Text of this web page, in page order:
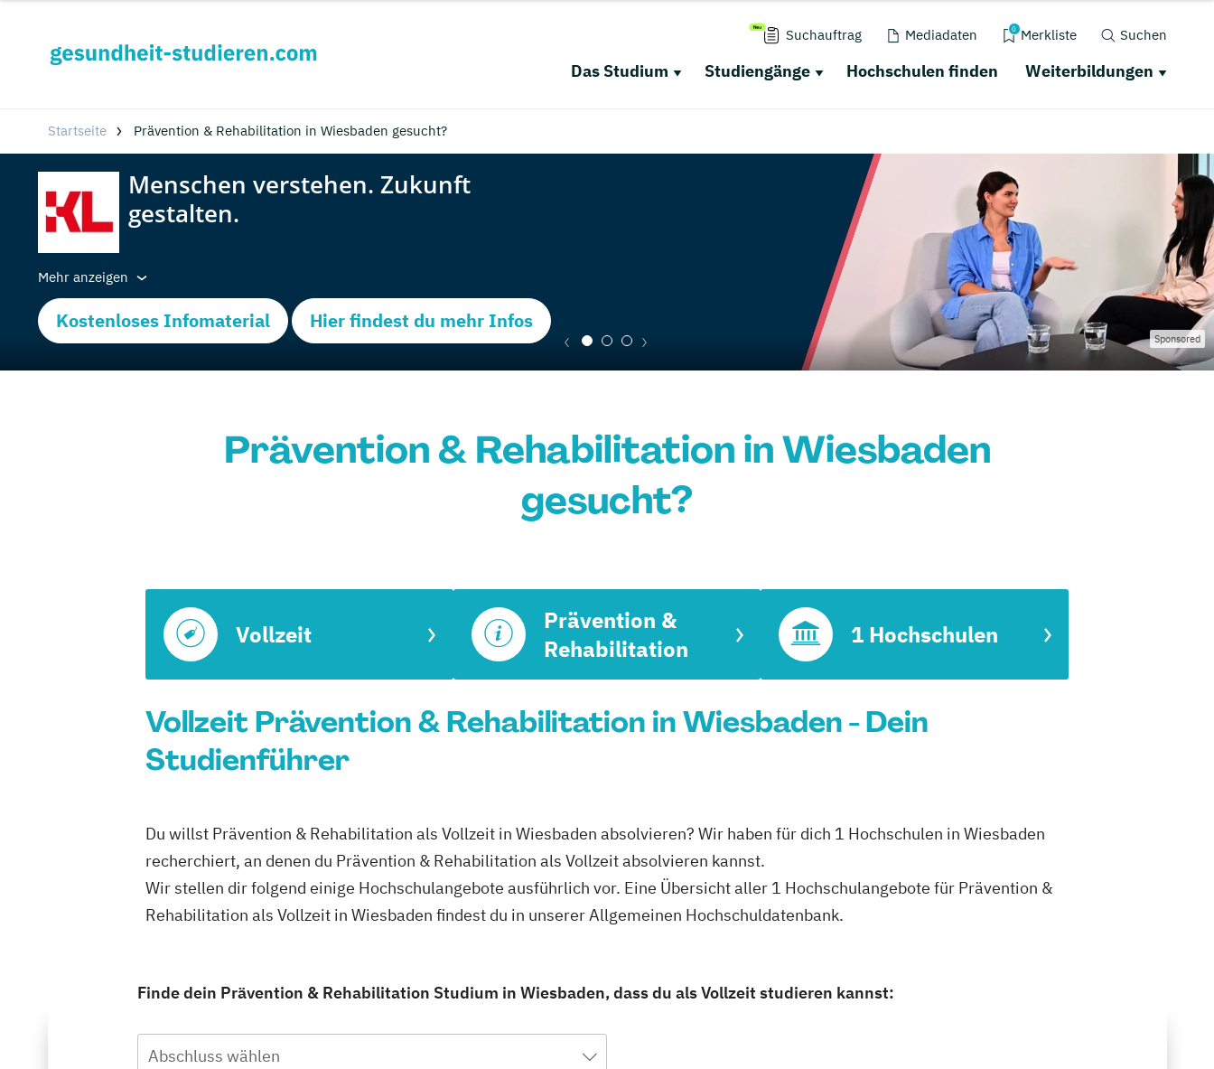
Suchauftrag Mediadaten 0 Merkliste Suchen
Das Studium Studiengänge Hochschulen finden Weiterbildungen
Startseite Prävention & Rehabilitation in Wiesbaden gesucht?
Mehr anzeigen
Kostenloses Infomaterial Hier findest du mehr Infos
Sponsored
Prävention & Rehabilitation in Wiesbaden
gesucht?
Vollzeit
Prävention &
Rehabilitation
1 Hochschulen
Vollzeit Prävention & Rehabilitation in Wiesbaden - Dein
Studienführer
Du willst Prävention & Rehabilitation als Vollzeit in Wiesbaden absolvieren? Wir haben für dich 1 Hochschulen in Wiesbaden
recherchiert, an denen du Prävention & Rehabilitation als Vollzeit absolvieren kannst.
Wir stellen dir folgend einige Hochschulangebote ausführlich vor. Eine Übersicht aller 1 Hochschulangebote für Prävention &
Rehabilitation als Vollzeit in Wiesbaden findest du in unserer Allgemeinen Hochschuldatenbank.
Finde dein Prävention & Rehabilitation Studium in Wiesbaden, dass du als Vollzeit studieren kannst:
Abschluss wählen